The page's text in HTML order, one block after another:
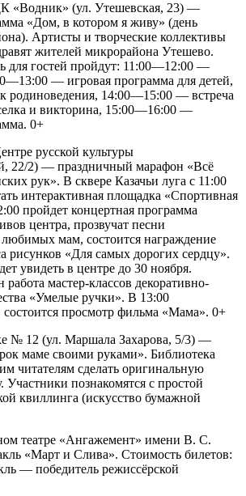
«Водник» (ул. Утешевская, 23) —
«Дом, в котором я живу» (день
Артисты и творческие коллективы
жителей микрорайона Утешево.
для гостей пройдут: 11:00—12:00 —
— игровая программа для детей,
родиноведения, 14:00—15:00 — встреча
и викторина, 15:00—16:00 —
0+
русской культуры
22/2) — праздничный марафон «Всё
рук». В сквере Казачьи луга с 11:00
интерактивная площадка «Спортивная
пройдет концертная программа
центра, прозвучат песни
любимых мам, состоится награждение
рисунков «Для самых дорогих сердцу».
увидеть в центре до 30 ноября.
мастер-классов декоративно-
«Умелые ручки». В 13:00
состоится просмотр фильма «Мама». 0+
№ 12 (ул. Маршала Захарова, 5/3) —
маме своими руками». Библиотека
читателям сделать оригинальную
познакомятся с простой
квиллинга (искусство бумажной
театре «Ангажемент» имени В. С.
«Март и Слива». Стоимость билетов:
— победитель режиссёрской